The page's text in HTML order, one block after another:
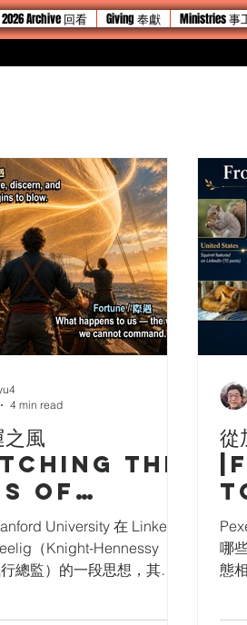
2026 Archive 回看 Giving 奉獻 Ministries 事
風
the
of
University 在 LinkedIn
（Knight-Hennessy
總監）的一段思想，其中
4 min read
從
哪
態